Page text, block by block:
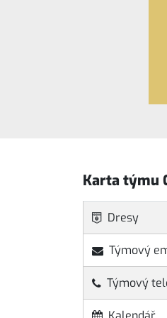
Karta týmu
Dresy
Týmový
Týmový